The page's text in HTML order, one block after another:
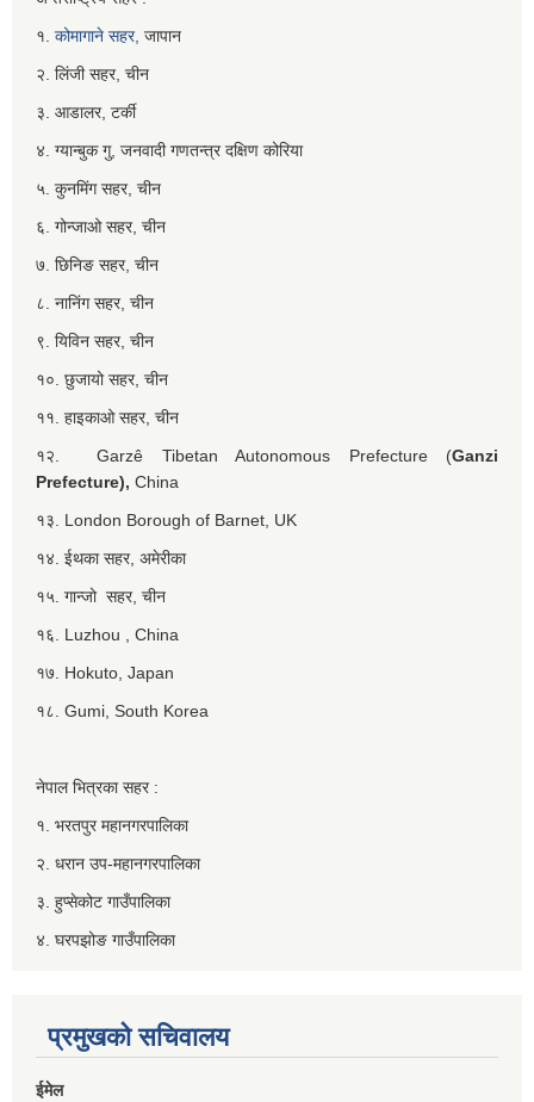
१. कोमागाने सहर, जापान
२. लिंजी सहर, चीन
३. आडालर, टर्की
४. ग्यान्बुक गु, जनवादी गणतन्त्र दक्षिण कोरिया
५. कुनमिंग सहर, चीन
६. गोन्जाओ सहर, चीन
७. छिनिङ सहर, चीन
८. नानिंग सहर, चीन
९. यिविन सहर, चीन
१०. छुजायो सहर, चीन
११. हाइकाओ सहर, चीन
१२. Garzê Tibetan Autonomous Prefecture (Ganzi
Prefecture), China
१३. London Borough of Barnet, UK
१४. ईथका सहर, अमेरीका
१५. गान्जो सहर, चीन
१६. Luzhou , China
१७. Hokuto, Japan
१८. Gumi, South Korea
नेपाल भित्रका सहर :
१. भरतपुर महानगरपालिका
२. धरान उप-महानगरपालिका
३. हुप्सेकोट गाउँपालिका
४. घरपझोङ गाउँपालिका
प्रमुखको सचिवालय
ईमेल